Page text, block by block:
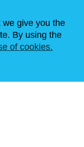
give you the
By using the
of cookies.